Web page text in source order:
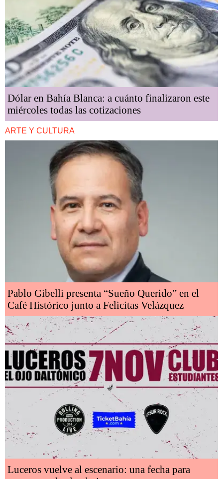
Dólar en Bahía Blanca: a cuánto finalizaron este
miércoles todas las cotizaciones
ARTE Y CULTURA
Pablo Gibelli presenta “Sueño Querido” en el
Café Histórico junto a Felicitas Velázquez
Luceros vuelve al escenario: una fecha para